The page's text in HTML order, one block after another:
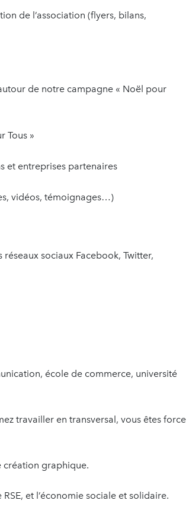
de l’association (flyers, bilans,
de notre campagne « Noël pour
Tous »
et entreprises partenaires
vidéos, témoignages…)
sociaux Facebook, Twitter,
école de commerce, université
travailler en transversal, vous êtes force
création graphique.
et l’économie sociale et solidaire.